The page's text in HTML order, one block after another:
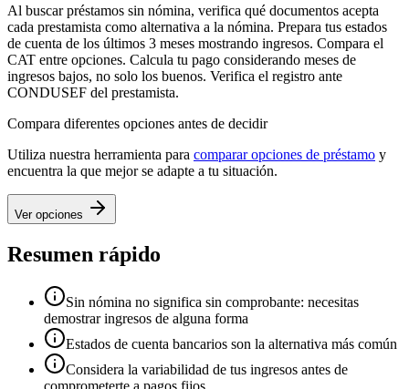
Al buscar préstamos sin nómina, verifica qué documentos acepta
cada prestamista como alternativa a la nómina. Prepara tus estados
de cuenta de los últimos 3 meses mostrando ingresos. Compara el
CAT entre opciones. Calcula tu pago considerando meses de
ingresos bajos, no solo los buenos. Verifica el registro ante
CONDUSEF del prestamista.
Compara diferentes opciones antes de decidir
Utiliza nuestra herramienta para comparar opciones de préstamo y
encuentra la que mejor se adapte a tu situación.
Ver opciones
Resumen rápido
Sin nómina no significa sin comprobante: necesitas
demostrar ingresos de alguna forma
Estados de cuenta bancarios son la alternativa más común
Considera la variabilidad de tus ingresos antes de
comprometerte a pagos fijos